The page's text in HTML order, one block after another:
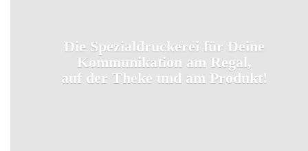
Die Spezialdruckerei für Deine
Kommunikation am Regal,
auf der Theke und am Produkt!